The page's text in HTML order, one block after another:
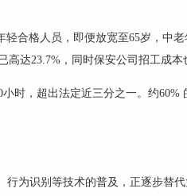
轻合格人员，即便放宽至65岁，中
高达23.7% ，同时保安公司招工成本
小时，超出法定近三分之一。约60%
为识别等技术的普及，正逐步替